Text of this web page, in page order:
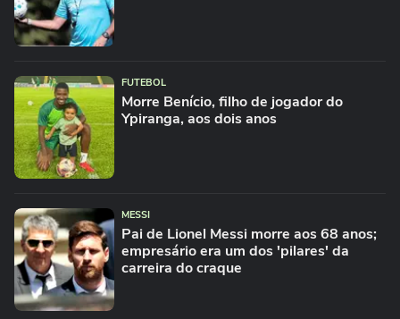
FUTEBOL
Morre Benício, filho de jogador do
Ypiranga, aos dois anos
MESSI
Pai de Lionel Messi morre aos 68 anos;
empresário era um dos 'pilares' da
carreira do craque